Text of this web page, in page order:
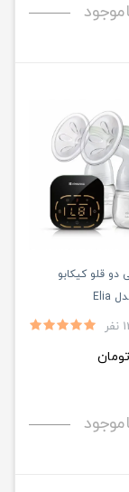
قلو کیکابو
تومان